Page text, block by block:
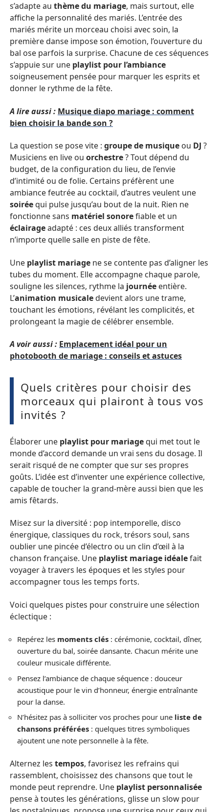
s’adapte au thème du mariage, mais surtout, elle
affiche la personnalité des mariés. L’entrée des
mariés mérite un morceau choisi avec soin, la
première danse impose son émotion, l’ouverture du
bal ose parfois la surprise. Chacune de ces séquences
s’appuie sur une playlist pour l’ambiance
soigneusement pensée pour marquer les esprits et
donner le rythme de la fête.
A lire aussi : Musique diapo mariage : comment
bien choisir la bande son ?
La question se pose vite : groupe de musique ou DJ ?
Musiciens en live ou orchestre? Tout dépend du
budget, de la configuration du lieu, de l’envie
d’intimité ou de folie. Certains préfèrent une
ambiance feutrée au cocktail, d’autres veulent une
soiréequi pulse jusqu’au bout de la nuit. Rien ne
fonctionne sans matériel sonorefiable et un
éclairageadapté : ces deux alliés transforment
n’importe quelle salle en piste de fête.
Une playlist mariage ne se contente pas d’aligner les
tubes du moment. Elle accompagne chaque parole,
souligne les silences, rythme la journée entière.
L’animation musicaledevient alors une trame,
touchant les émotions, révélant les complicités, et
prolongeant la magie de célébrer ensemble.
A voir aussi : Emplacement idéal pour un
photobooth de mariage : conseils et astuces
Quels critères pour choisir des
morceaux qui plairont à tous vos
invités ?
Élaborer une playlist pour mariagequi met tout le
monde d’accord demande un vrai sens du dosage. Il
serait risqué de ne compter que sur ses propres
goûts. L’idée est d’inventer une expérience collective,
capable de toucher la grand-mère aussi bien que les
amis fêtards.
Misez sur la diversité : pop intemporelle, disco
énergique, classiques du rock, trésors soul, sans
oublier une pincée d’électro ou un clin d’œil à la
chanson française. Une playlist mariage idéalefait
voyager à travers les époques et les styles pour
accompagner tous les temps forts.
Voici quelques pistes pour construire une sélection
éclectique :
Repérez les moments clés : cérémonie, cocktail, dîner,
ouverture du bal, soirée dansante. Chacun mérite une
couleur musicale différente.
Pensez l’ambiance de chaque séquence : douceur
acoustique pour le vin d’honneur, énergie entraînante
pour la danse.
N’hésitez pas à solliciter vos proches pour une liste de
chansons préférées : quelques titres symboliques
ajoutent une note personnelle à la fête.
Alternez les tempos, favorisez les refrains qui
rassemblent, choisissez des chansons que tout le
monde peut reprendre. Une playlist personnalisée
pense à toutes les générations, glisse un slow pour